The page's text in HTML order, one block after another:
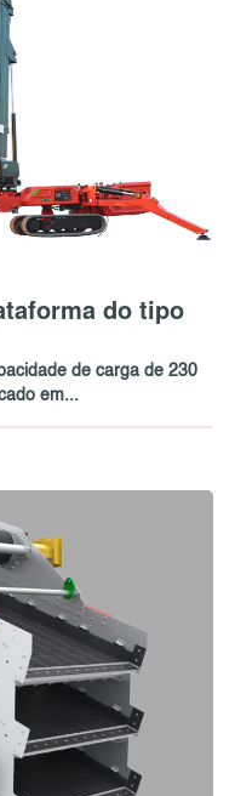
do tipo
de carga de 230
em...